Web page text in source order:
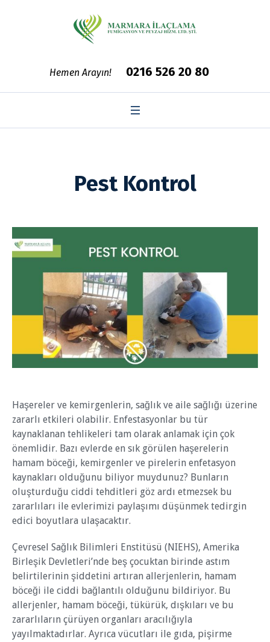
Hemen Arayın! 0216 526 20 80
Pest Kontrol
Haşereler ve kemirgenlerin, sağlık ve aile sağlığı üzerine
zararlı etkileri olabilir. Enfestasyonlar bu tür
kaynaklanan tehlikeleri tam olarak anlamak için çok
önemlidir. Bazı evlerde en sık görülen haşerelerin
hamam böceği, kemirgenler ve pirelerin enfetasyon
kaynakları olduğunu biliyor muydunuz? Bunların
oluşturduğu ciddi tehditleri göz ardı etmezsek bu
zararlıları ile evlerimizi paylaşımı düşünmek tedirgin
edici boyutlara ulaşacaktır.
Çevresel Sağlık Bilimleri Enstitüsü (NIEHS), Amerika
Birleşik Devletleri’nde beş çocuktan birinde astım
belirtilerinin şiddetini artıran allerjenlerin, hamam
böceği ile ciddi bağlantılı olduğunu bildiriyor. Bu
allerjenler, hamam böceği, tükürük, dışkıları ve bu
zararlıların çürüyen organları aracılığıyla
yayılmaktadırlar. Ayrıca vücutları ile gıda, pişirme